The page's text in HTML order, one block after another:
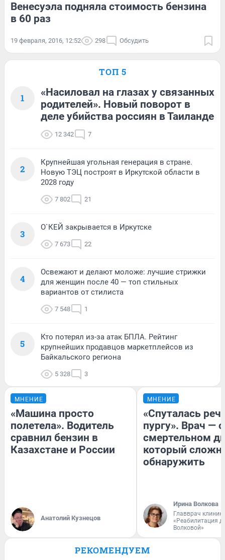
Венесуэла подняла стоимость бензина
в 60 раз
19 февраля, 2016, 12:52 298 Обсудить
ТОП 5
1
«Насиловал на глазах у связанных
родителей». Новый поворот в
деле убийства россиян в Таиланде
12 342 7
2
Крупнейшая угольная генерация в стране.
Новую ТЭЦ построят в Иркутской области в
2028 году
7 802 21
3
О`КЕЙ закрывается в Иркутске
7 673 22
4
Освежают и делают моложе: лучшие стрижки
для женщин после 40 — топ стильных
вариантов от стилиста
7 548 1
5
Кто потерял из-за атак БПЛА. Рейтинг
крупнейших продавцов маркетплейсов из
Байкальского региона
5 328 3
МНЕНИЕ
«Машина просто
полетела». Водитель
сравнил бензин в
Казахстане и России
Анатолий Кузнецов
МНЕНИЕ
«Спуталась
пургу». Врач — о
смертельном
который
обнаружить
Ирина Волкова
Главврач
«Реабилитация
Волковой»
РЕКОМЕНДУЕМ